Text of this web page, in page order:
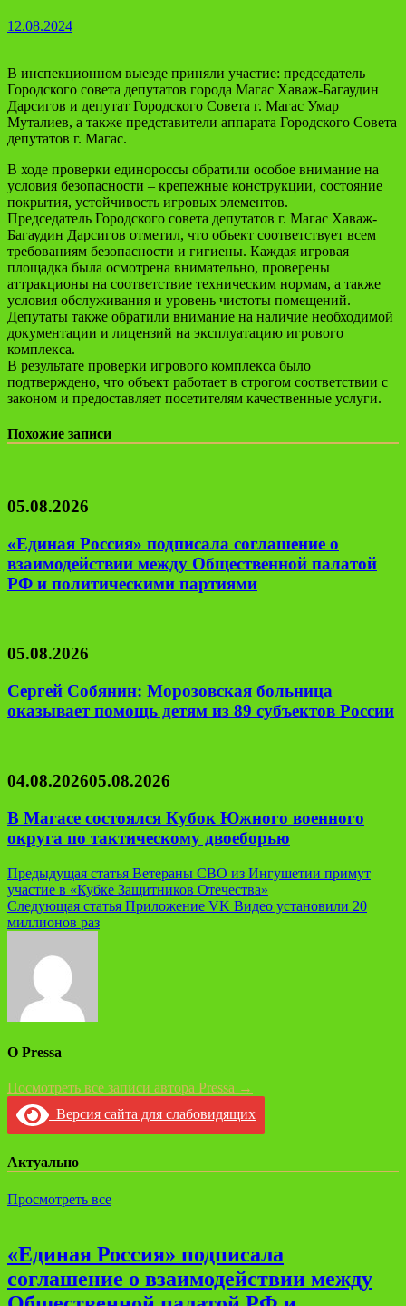
12.08.2024
В инспекционном выезде приняли участие: председатель
Городского совета депутатов города Магас Хаваж-Багаудин
Дарсигов и депутат Городского Совета г. Магас Умар
Муталиев, а также представители аппарата Городского Совета
депутатов г. Магас.
В ходе проверки единороссы обратили особое внимание на
условия безопасности – крепежные конструкции, состояние
покрытия, устойчивость игровых элементов.
Председатель Городского совета депутатов г. Магас Хаваж-
Багаудин Дарсигов отметил, что объект соответствует всем
требованиям безопасности и гигиены. Каждая игровая
площадка была осмотрена внимательно, проверены
аттракционы на соответствие техническим нормам, а также
условия обслуживания и уровень чистоты помещений.
Депутаты также обратили внимание на наличие необходимой
документации и лицензий на эксплуатацию игрового
комплекса.
В результате проверки игрового комплекса было
подтверждено, что объект работает в строгом соответствии с
законом и предоставляет посетителям качественные услуги.
Похожие записи
05.08.2026
«Единая Россия» подписала соглашение о
взаимодействии между Общественной палатой
РФ и политическими партиями
05.08.2026
Сергей Собянин: Морозовская больница
оказывает помощь детям из 89 субъектов России
04.08.202605.08.2026
В Магасе состоялся Кубок Южного военного
округа по тактическому двоеборью
Навигация
по
записям
Предыдущая статья Ветераны СВО из Ингушетии примут
участие в «Кубке Защитников Отечества»
Следующая статья Приложение VK Видео установили 20
миллионов раз
О Pressa
Посмотреть все записи автора Pressa →
Версия сайта для слабовидящих
Актуально
Просмотреть все
«Единая Россия» подписала
соглашение о взаимодействии между